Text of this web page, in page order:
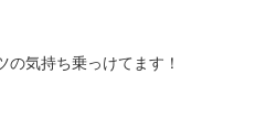
気持ち乗っけてます！